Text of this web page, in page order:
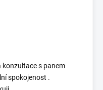
konzultace s panem
spokojenost .